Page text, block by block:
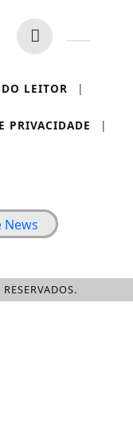
LEITOR |
PRIVACIDADE |